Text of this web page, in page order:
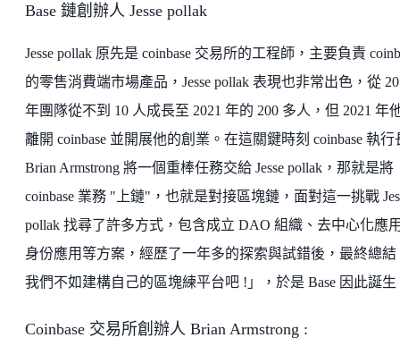
Base 鏈創辦人 Jesse pollak
Jesse pollak 原先是 coinbase 交易所的工程師，主要負責
的零售消費端市場產品，Jesse pollak 表現也非常出色，從
年團隊從不到 10 人成長至 2021 年的 200 多人，但 2021 年
離開 coinbase 並開展他的創業。在這關鍵時刻 coinbase 執行
Brian Armstrong 將一個重棒任務交給 Jesse pollak，那就是將
coinbase 業務 "上鏈"，也就是對接區塊鏈，面對這一挑戰
pollak 找尋了許多方式，包含成立 DAO 組織、去中心化應
身份應用等方案，經歷了一年多的探索與試錯後，最終總結
我們不如建構自己的區塊練平台吧 !」，於是 Base 因此誕生
Coinbase 交易所創辦人 Brian Armstrong :